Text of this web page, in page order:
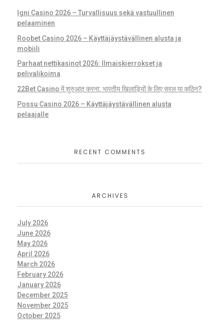
Igni Casino 2026 – Turvallisuus sekä vastuullinen
pelaaminen
Roobet Casino 2026 – Käyttäjäystävällinen alusta ja
mobiili
Parhaat nettikasinot 2026: Ilmaiskierrokset ja
pelivalikoima
22Bet Casino में शुरुआत करना: भारतीय खिलाड़ियों के लिए सरल या कठिन?
Possu Casino 2026 – Käyttäjäystävällinen alusta
pelaajalle
RECENT COMMENTS
ARCHIVES
July 2026
June 2026
May 2026
April 2026
March 2026
February 2026
January 2026
December 2025
November 2025
October 2025